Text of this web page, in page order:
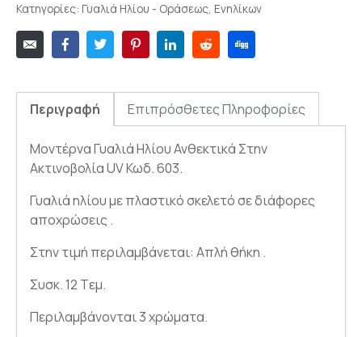
Κατηγορίες: Γυαλιά Ηλίου - Οράσεως, Ενηλίκων
Περιγραφή Επιπρόσθετες Πληροφορίες
Μοντέρνα Γυαλιά Ηλίου Ανθεκτικά Στην
Ακτινοβολία UV Κωδ. 603.
Γυαλιά ηλίου με πλαστικό σκελετό σε διάφορες
αποχρώσεις .
Στην τιμή περιλαμβάνεται: Απλή θήκη .
Συσκ. 12 Tεμ.
Περιλαμβάνονται 3 χρώματα.